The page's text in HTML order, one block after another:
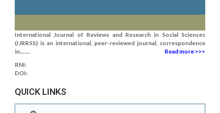
International Journal of Reviews and Research in Social Sciences
(IJRRSS) is an international, peer-reviewed journal, correspondence
in.......
Read more >>>
RNI:
DOI:
QUICK LINKS